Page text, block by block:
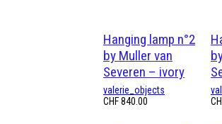
Hanging lamp n°2
by Muller van
Severen – ivory
valerie_objects
CHF840.00